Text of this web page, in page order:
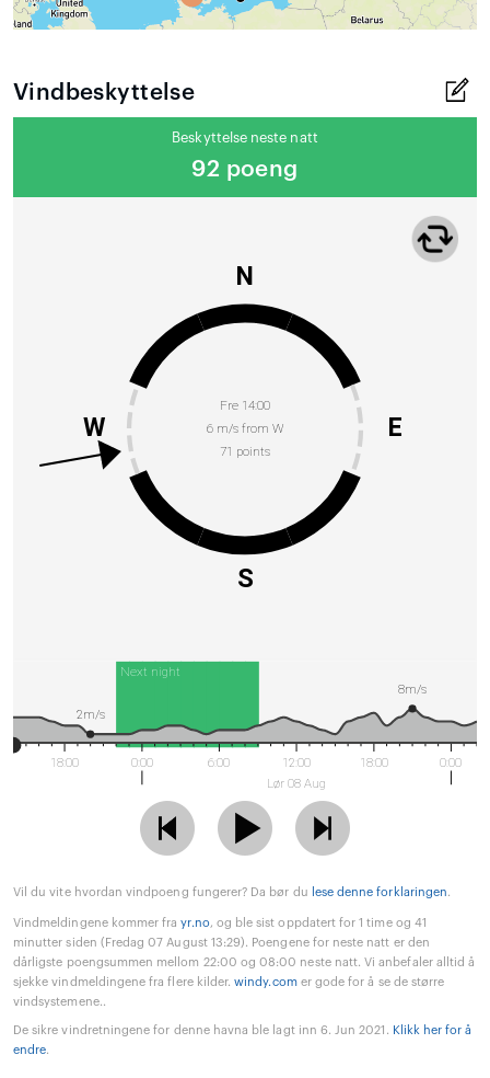
Vindbeskyttelse
Beskyttelse neste natt
92 poeng
Fre 14:00
6 m/s from W
71 points
N
E
S
W
Next night
18:00 0:00 6:00
12:00
Lør 08 Aug
18:00 0:00
8m/s
2m/s
Vil du vite hvordan vindpoeng fungerer? Da bør du lese denne forklaringen.
Vindmeldingene kommer frayr.no, og ble sist oppdatert for 1 time og 41
minutter siden (Fredag 07 August 13:29). Poengene for neste natt er den
dårligste poengsummen mellom 22:00 og 08:00 neste natt. Vi anbefaler alltid å
sjekke vindmeldingene fra flere kilder.windy.comer gode for å se de større
vindsystemene..
De sikre vindretningene for denne havna ble lagt inn 6. Jun 2021. Klikk her for å
endre.